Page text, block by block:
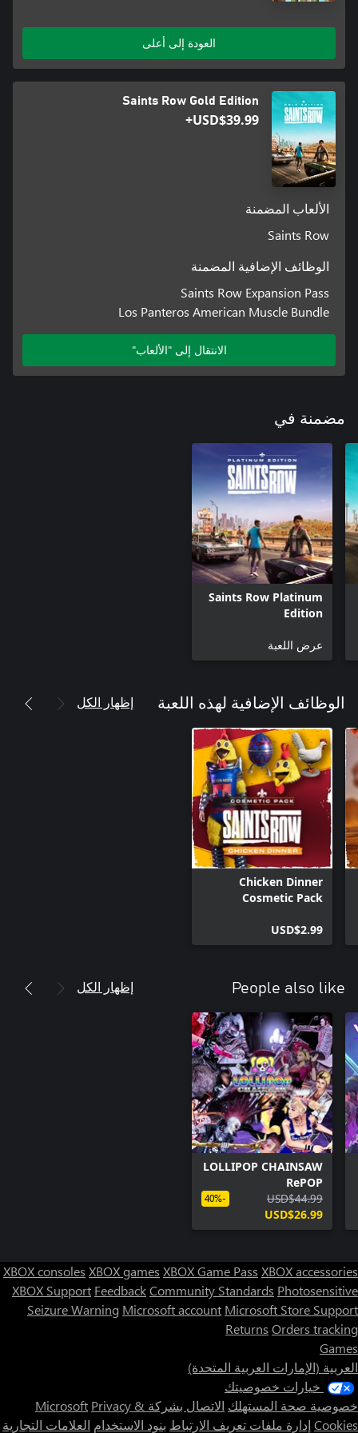
العودة إلى أعلى
Saints Row Gold Edition
USD$39.99+
الألعاب المضمنة
Saints Row
الوظائف الإضافية المضمنة
Saints Row Expansion Pass
Los Panteros American Muscle Bundle
الانتقال إلى "الألعاب"
مضمنة في
Saints Row Platinum
Edition
عرض اللعبة
الوظائف الإضافية لهذه اللعبة إظهار الكل
Chicken Dinner
Cosmetic Pack
USD$2.99
People also like إظهار الكل
LOLLIPOP CHAINSAW
RePOP
USD$44.99
USD$26.99
-40%
XBOX consoles XBOX games XBOX Game Pass XBOX accessories
XBOX Support FeedbackCommunity Standards Photosensitive
Seizure Warning Microsoft account Microsoft Store Support
Returns Orders tracking
Games
العربية (الإمارات العربية المتحدة)
خيارات خصوصيتك
خصوصية صحة المستهلك الاتصال بشركة Microsoft Privacy &
Cookies إدارة ملفات تعريف الارتباط بنود الاستخدام العلامات التجارية